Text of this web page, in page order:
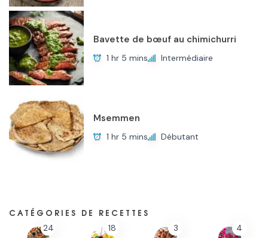
Bavette de bœuf au chimichurri
1 hr 5 mins Intermédiaire
Msemmen
1 hr 5 mins Débutant
CATÉGORIES DE RECETTES
24 18 3 4